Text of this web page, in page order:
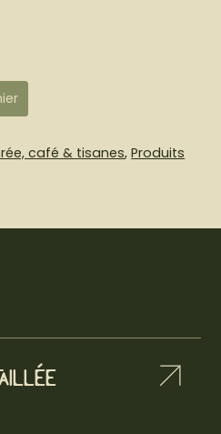
café & tisanes,Produits